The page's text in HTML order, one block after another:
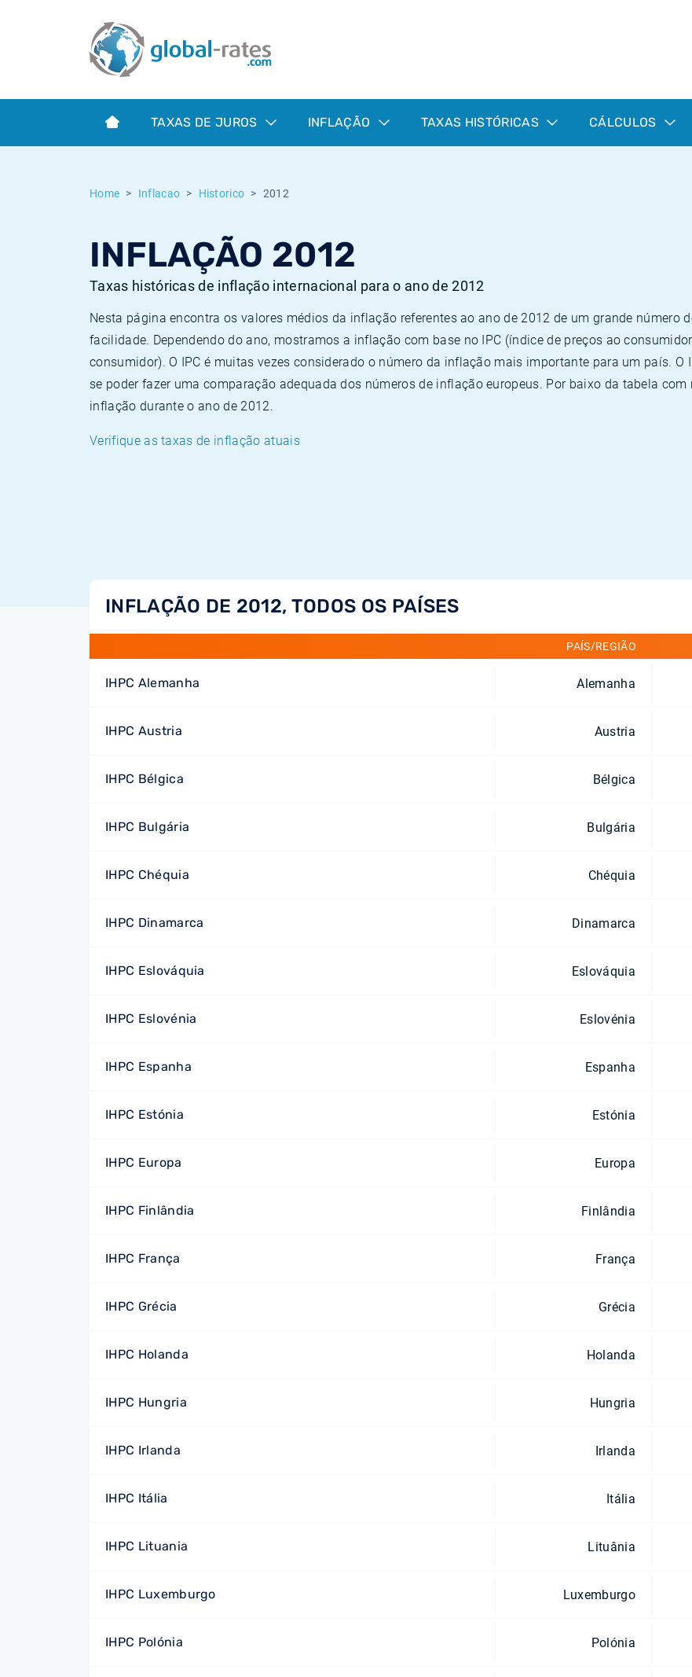
TAXAS DE JUROS INFLAÇÃO TAXAS HISTÓRICAS CÁLCULOS
Home Inflacao Historico 2012
INFLAÇÃO 2012
Taxas históricas de inflação internacional para o ano de 2012
Nesta página encontra os valores médios da inflação referentes ao ano de 2012 de um grande número
facilidade. Dependendo do ano, mostramos a inflação com base no IPC (índice de preços ao
consumidor). O IPC é muitas vezes considerado o número da inflação mais importante para um país. O
se poder fazer uma comparação adequada dos números de inflação europeus. Por baixo da tabela
inflação durante o ano de 2012.
Verifique as taxas de inflação atuais
INFLAÇÃO DE 2012, TODOS OS PAÍSES
PAÍS/REGIÃO
IHPC Alemanha Alemanha
IHPC Austria Austria
IHPC Bélgica Bélgica
IHPC Bulgária Bulgária
IHPC Chéquia Chéquia
IHPC Dinamarca Dinamarca
IHPC Eslováquia Eslováquia
IHPC Eslovénia Eslovénia
IHPC Espanha Espanha
IHPC Estónia Estónia
IHPC Europa Europa
IHPC Finlândia Finlândia
IHPC França França
IHPC Grécia Grécia
IHPC Holanda Holanda
IHPC Hungria Hungria
IHPC Irlanda Irlanda
IHPC Itália Itália
IHPC Lituania Lituânia
IHPC Luxemburgo Luxemburgo
IHPC Polónia Polónia
Term SOFR
O que é a inflação do IPC?
O que é a inflação do IHPC?
Taxas Euribor históricas
Taxas ESTER históricas
Taxas de inflação históricas
Calculadora de inflação